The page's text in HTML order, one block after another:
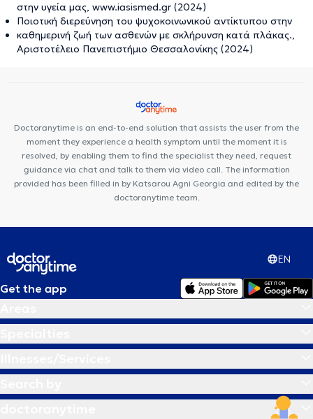
στην υγεία μας, www.iasismed.gr (2024)
Ποιοτική διερεύνηση του ψυχοκοινωνικού αντίκτυπου στην
καθηµερινή ζωή των ασθενών µε σκλήρυνση κατά πλάκας.,
Αριστοτέλειο Πανεπιστήμιο Θεσσαλονίκης (2024)
Doctoranytime is an end-to-end solution that assists the user from the
moment they experience a health symptom until the moment it is
resolved, by enabling them to find the specialist they need, request
guidance via chat and talk to them via video call. The information
provided has been filled in by Katsarou Agni Georgia and edited by the
doctoranytime team.
EN
Get the app